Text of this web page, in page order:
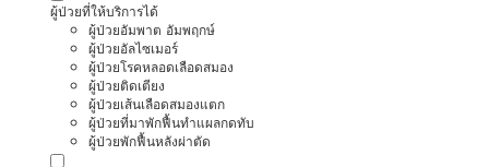
ผู้ป่วยที่ให้บริการได้
ผู้ป่วยอัมพาต อัมพฤกษ์
ผู้ป่วยอัลไซเมอร์
ผู้ป่วยโรคหลอดเลือดสมอง
ผู้ป่วยติดเตียง
ผู้ป่วยเส้นเลือดสมองแตก
ผู้ป่วยที่มาพักฟื้นทำแผลกดทับ
ผู้ป่วยพักฟื้นหลังผ่าตัด